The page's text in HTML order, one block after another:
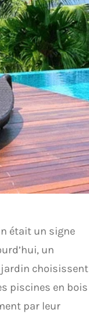
était un signe
un
jardin choisissent
piscines en bois
par leur